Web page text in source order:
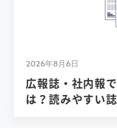
2026年8月6日
広報誌・社内報
は？読みやすい